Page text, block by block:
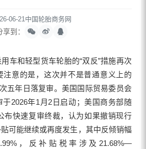
06-21中国轮胎商务网
享到：
车和轻型货车轮胎的“双反”措施再次
注意的是，这次并不是普通意义上的
五年日落复审。美国国际贸易委员会
于2026年1月2日启动；美国商务部随
布快速复审终裁，认为如果撤销现行
可能继续或再度发生，其中反倾销幅
，反补贴税率涉及21.68%—